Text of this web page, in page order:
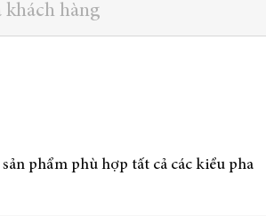
phẩm phù hợp tất cả các kiểu pha
khách hàng